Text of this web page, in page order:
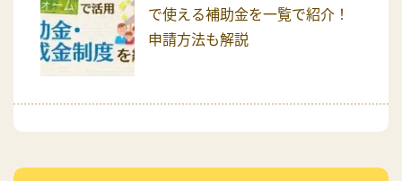
で使える補助金を一覧で紹介！
申請方法も解説